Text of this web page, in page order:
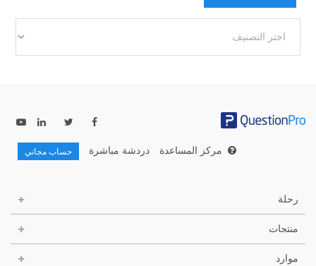
أخرى
مركز المساعدة دردشة مباشرة حساب مجاني
رحلة
منتجات
موارد